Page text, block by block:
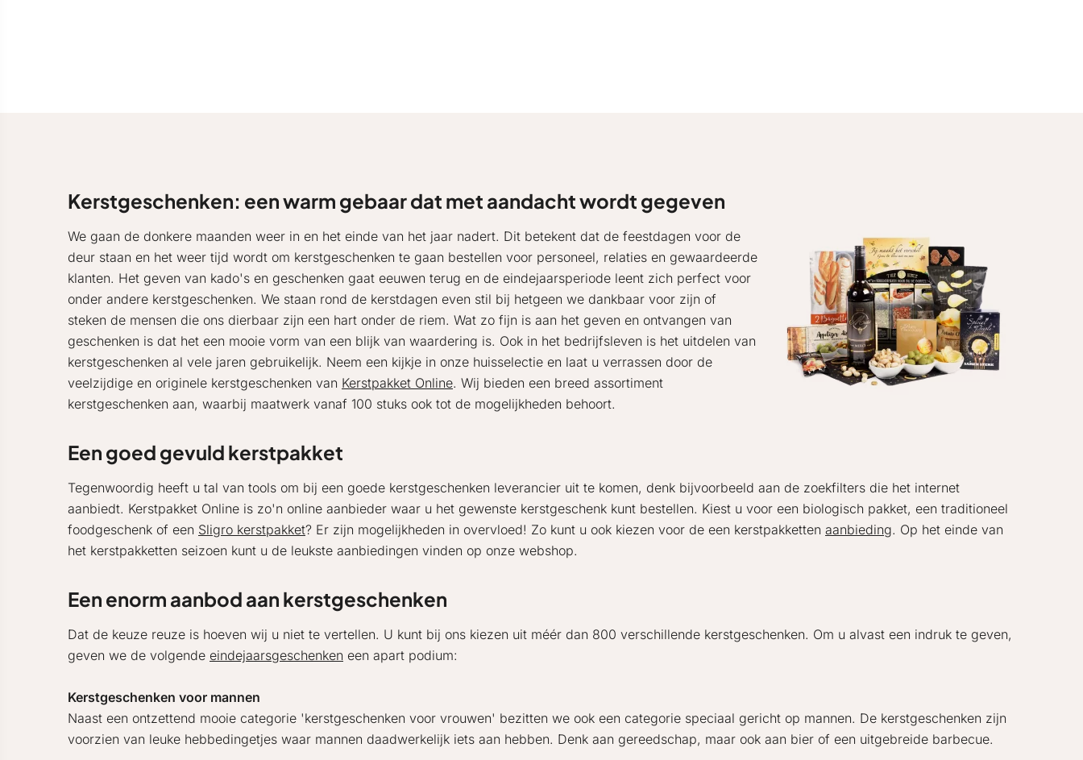
Kerstgeschenken: een warm gebaar dat met aandacht wordt gegeven
We gaan de donkere maanden weer in en het einde van het jaar nadert. Dit betekent dat de feestdagen voor de
deur staan en het weer tijd wordt om kerstgeschenken te gaan bestellen voor personeel, relaties en gewaardeerde
klanten. Het geven van kado's en geschenken gaat eeuwen terug en de eindejaarsperiode leent zich perfect voor
onder andere kerstgeschenken. We staan rond de kerstdagen even stil bij hetgeen we dankbaar voor zijn of
steken de mensen die ons dierbaar zijn een hart onder de riem. Wat zo fijn is aan het geven en ontvangen van
geschenken is dat het een mooie vorm van een blijk van waardering is. Ook in het bedrijfsleven is het uitdelen van
kerstgeschenken al vele jaren gebruikelijk. Neem een kijkje in onze huisselectie en laat u verrassen door de
veelzijdige en originele kerstgeschenken van Kerstpakket Online. Wij bieden een breed assortiment
kerstgeschenken aan, waarbij maatwerk vanaf 100 stuks ook tot de mogelijkheden behoort.
Een goed gevuld kerstpakket
Tegenwoordig heeft u tal van tools om bij een goede kerstgeschenken leverancier uit te komen, denk bijvoorbeeld aan de zoekfilters die het internet
aanbiedt. Kerstpakket Online is zo'n online aanbieder waar u het gewenste kerstgeschenk kunt bestellen. Kiest u voor een biologisch pakket, een traditioneel
foodgeschenk of een Sligro kerstpakket? Er zijn mogelijkheden in overvloed! Zo kunt u ook kiezen voor de een kerstpakketten aanbieding. Op het einde van
het kerstpakketten seizoen kunt u de leukste aanbiedingen vinden op onze webshop.
Een enorm aanbod aan kerstgeschenken
Dat de keuze reuze is hoeven wij u niet te vertellen. U kunt bij ons kiezen uit méér dan 800 verschillende kerstgeschenken. Om u alvast een indruk te geven,
geven we de volgende eindejaarsgeschenken een apart podium:
Kerstgeschenken voor mannen
Naast een ontzettend mooie categorie 'kerstgeschenken voor vrouwen' bezitten we ook een categorie speciaal gericht op mannen. De kerstgeschenken zijn
voorzien van leuke hebbedingetjes waar mannen daadwerkelijk iets aan hebben. Denk aan gereedschap, maar ook aan bier of een uitgebreide barbecue.